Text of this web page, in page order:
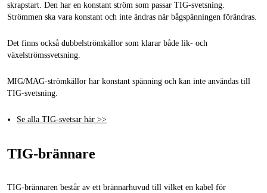
skrapstart. Den har en konstant ström som passar TIG-svetsning.
Strömmen ska vara konstant och inte ändras när bågspänningen förändras.
Det finns också dubbelströmkällor som klarar både lik- och
växelströmssvetsning.
MIG/MAG-strömkällor har konstant spänning och kan inte användas till
TIG-svetsning.
Se alla TIG-svetsar här >>
TIG-brännare
TIG-brännaren består av ett brännarhuvud till vilket en kabel för